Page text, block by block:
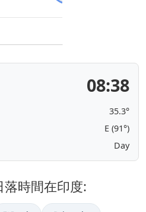
08:38
35.4°
E (91°)
Day
時間在印度: